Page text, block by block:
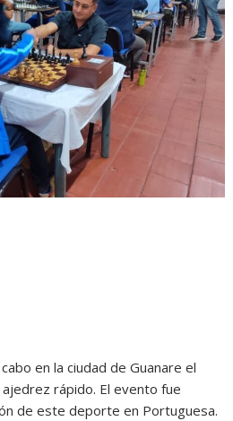
en la ciudad de Guanare el
rápido. El evento fue
de este deporte en Portuguesa.